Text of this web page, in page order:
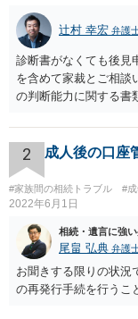
辻村 幸宏 弁護
診断書がなくても後見
を含めて家裁とご相談
の判断能力に関する書
をしていただければそ
た、Aさんの意向を酌
いる施設の問題もあ
ご相談されるのもひと
2 成人後の口座
#家族間の相続トラブル #
2022年6月1日
相続・遺言に強
尾畠 弘典 弁護
お聞きする限りの状況
の再発行手続を行うこ